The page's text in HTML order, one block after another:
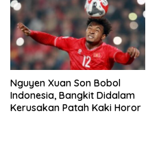
Nguyen Xuan Son Bobol
Indonesia, Bangkit Didalam
Kerusakan Patah Kaki Horor